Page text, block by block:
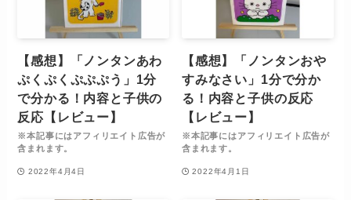
【感想】「ノンタンあわ
ぷくぷくぷぷぷう」1分
で分かる！内容と子供の
反応【レビュー】
※本記事にはアフィリエイト広告が
含まれます。
2022年4月4日
【感想】「ノンタンおや
すみなさい」1分で分か
る！内容と子供の反応
【レビュー】
※本記事にはアフィリエイト広告が
含まれます。
2022年4月1日